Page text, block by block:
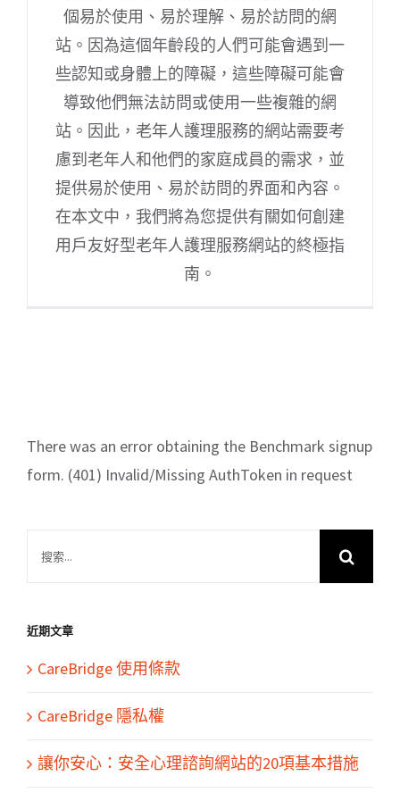
個易於使用、易於理解、易於訪問的網
站。因為這個年齡段的人們可能會遇到一
些認知或身體上的障礙，這些障礙可能會
導致他們無法訪問或使用一些複雜的網
站。因此，老年人護理服務的網站需要考
慮到老年人和他們的家庭成員的需求，並
提供易於使用、易於訪問的界面和內容。
在本文中，我們將為您提供有關如何創建
用戶友好型老年人護理服務網站的終極指
南。
There was an error obtaining the Benchmark signup
form. (401) Invalid/Missing AuthToken in request
果：
近期文章
CareBridge 使用條款
CareBridge 隱私權
讓你安心：安全心理諮詢網站的20項基本措施